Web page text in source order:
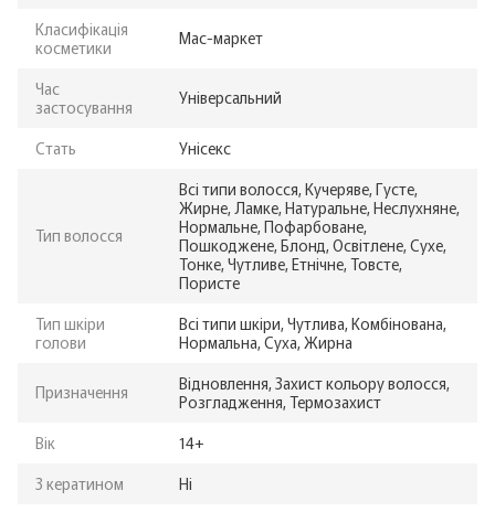
Класифікація
косметики
Мас-маркет
Час
застосування
Універсальний
Стать Унісекс
Тип волосся
Всі типи волосся, Кучеряве, Густе,
Жирне, Ламке, Натуральне, Неслухняне,
Нормальне, Пофарбоване,
Пошкоджене, Блонд, Освітлене, Сухе,
Тонке, Чутливе, Етнічне, Товсте,
Пористе
Тип шкіри
голови
Всі типи шкіри, Чутлива, Комбінована,
Нормальна, Суха, Жирна
Призначення
Відновлення, Захист кольору волосся,
Розгладження, Термозахист
Вік
14+
З кератином
Ні